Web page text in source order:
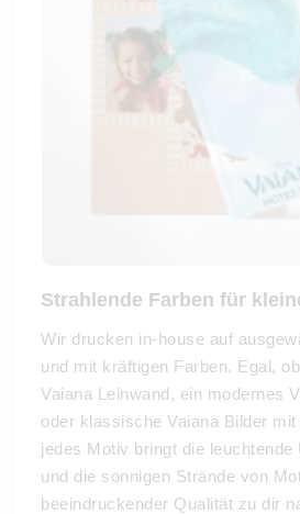
Strahlende Farben für
Wir drucken in-house auf
und mit kräftigen Farben. Egal,
Vaiana Leinwand, ein modernes
oder klassische Vaiana Bilder
jedes Motiv bringt die leuchtende
und die sonnigen Strände von
beeindruckender Qualität zu dir